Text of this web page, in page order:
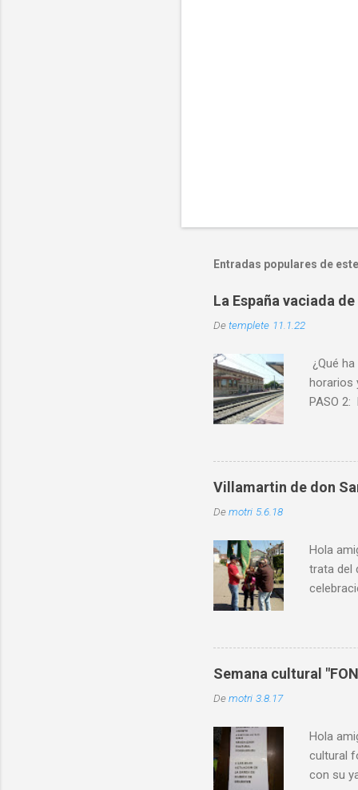
Entradas populares de
La España vaciada
Detemplete 11.1.22
¿Qué
horarios
PASO
Y no
que
Villamartin de don
Demotri 5.6.18
Hola
trata del
Semana cultural
Demotri 3.8.17
Hola
cultural
con su